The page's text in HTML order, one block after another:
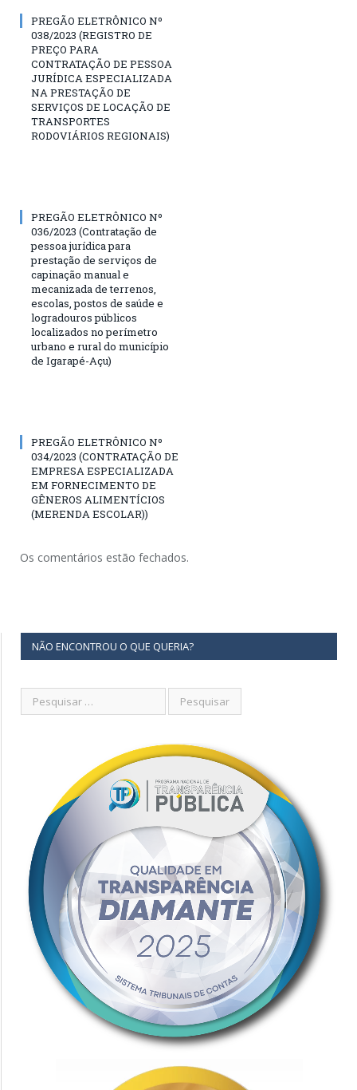
PREGÃO ELETRÔNICO Nº
038/2023 (REGISTRO DE
PREÇO PARA
CONTRATAÇÃO DE PESSOA
JURÍDICA ESPECIALIZADA
NA PRESTAÇÃO DE
SERVIÇOS DE LOCAÇÃO DE
TRANSPORTES
RODOVIÁRIOS REGIONAIS)
PREGÃO ELETRÔNICO Nº
036/2023 (Contratação de
pessoa jurídica para
prestação de serviços de
capinação manual e
mecanizada de terrenos,
escolas, postos de saúde e
logradouros públicos
localizados no perímetro
urbano e rural do município
de Igarapé-Açu)
PREGÃO ELETRÔNICO Nº
034/2023 (CONTRATAÇÃO DE
EMPRESA ESPECIALIZADA
EM FORNECIMENTO DE
GÊNEROS ALIMENTÍCIOS
(MERENDA ESCOLAR))
Os comentários estão fechados.
NÃO ENCONTROU O QUE QUERIA?